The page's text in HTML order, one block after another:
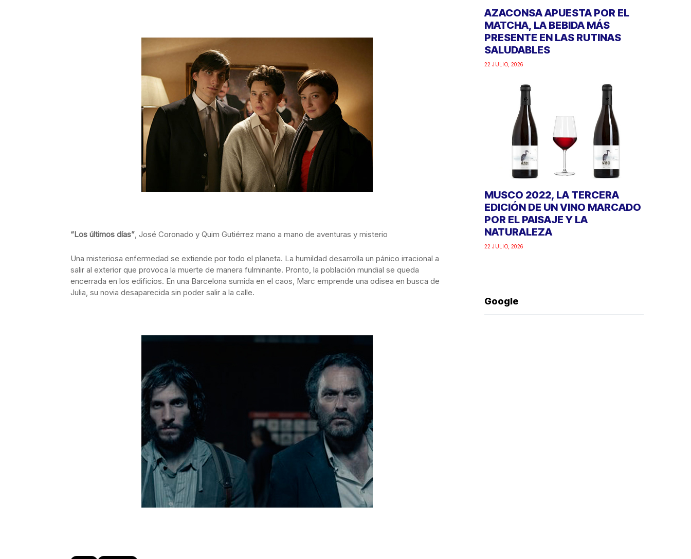
“Los últimos días”, José Coronado y Quim Gutiérrez mano a mano de aventuras y misterio
Una misteriosa enfermedad se extiende por todo el planeta. La humildad desarrolla un pánico irracional a
salir al exterior que provoca la muerte de manera fulminante. Pronto, la población mundial se queda
encerrada en los edificios. En una Barcelona sumida en el caos, Marc emprende una odisea en busca de
Julia, su novia desaparecida sin poder salir a la calle.
AZACONSA APUESTA POR EL
MATCHA, LA BEBIDA MÁS
PRESENTE EN LAS RUTINAS
SALUDABLES
22 JULIO, 2026
MUSCO 2022, LA TERCERA
EDICIÓN DE UN VINO MARCADO
POR EL PAISAJE Y LA
NATURALEZA
22 JULIO, 2026
Google